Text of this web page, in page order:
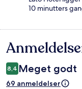
10 minutters
Anmeldelser
8,4 Meget godt
69 anmeldelser